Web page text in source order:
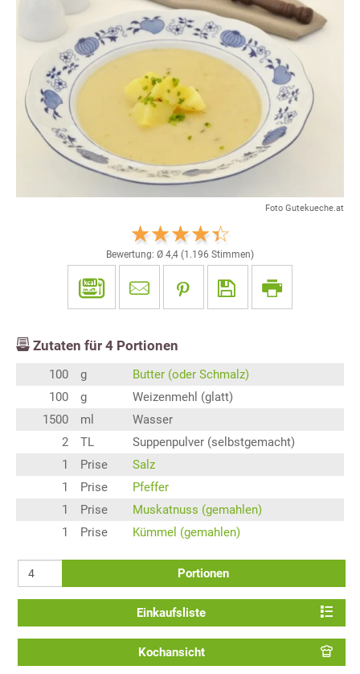
Foto Gutekueche.at
Bewertung: Ø 4,4 (1.196 Stimmen)
Zutaten für 4 Portionen
100 g
Butter (oder Schmalz)
100
g
Weizenmehl (glatt)
1500
ml
Wasser
2
TL
Suppenpulver (selbstgemacht)
1
Prise
Salz
1
Prise
Pfeffer
1
Prise
Muskatnuss (gemahlen)
1
Prise Kümmel (gemahlen)
Portionen
Einkaufsliste
Kochansicht